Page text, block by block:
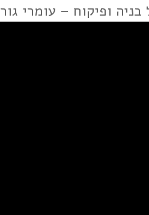
בניה ופיקוח – עומרי גור